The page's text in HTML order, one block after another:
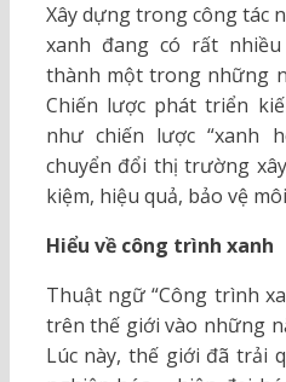
Xây dựng trong công tác
xanh đang có rất
thành một trong những
Chiến lược phát triển
như chiến lược “xanh
chuyển đổi thị trường
kiệm, hiệu quả, bảo vệ
Hiểu về công trình xanh
Thuật ngữ “Công trình
trên thế giới vào những
Lúc này, thế giới đã trải